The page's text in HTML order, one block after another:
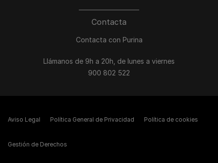
Contacta
Contacta con Purina
Llámanos de 9h a 20h, de lunes a viernes
900 802 522
Aviso Legal Política General de Privacidad Política de cookies
Gestión de Derechos